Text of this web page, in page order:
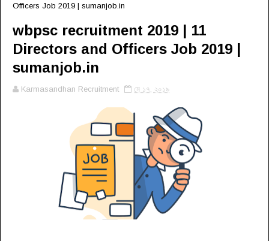
Officers Job 2019 | sumanjob.in
wbpsc recruitment 2019 | 11
Directors and Officers Job 2019 |
sumanjob.in
Karmasandhan Recruitment মে ১৭, ২০১৯